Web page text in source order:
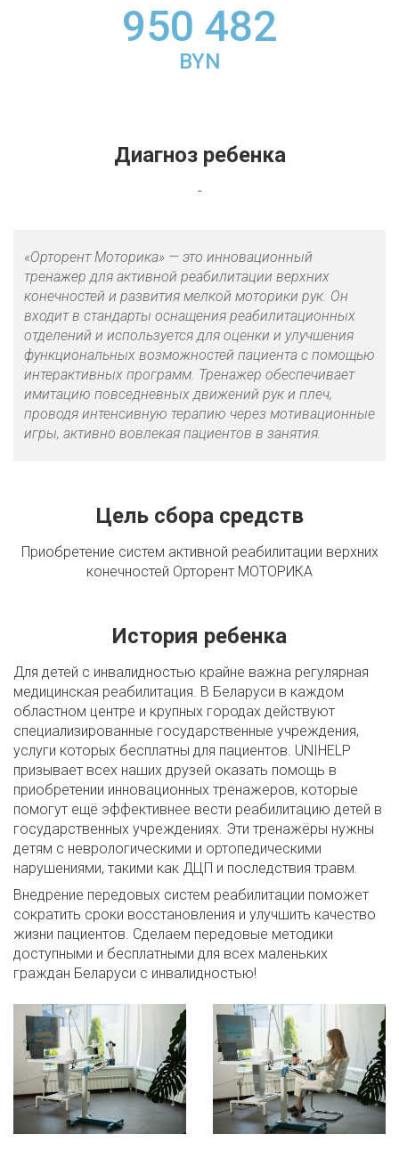
950 482
BYN
Диагноз ребенка
-
«Орторент Моторика» — это инновационный
тренажер для активной реабилитации верхних
конечностей и развития мелкой моторики рук. Он
входит в стандарты оснащения реабилитационных
отделений и используется для оценки и улучшения
функциональных возможностей пациента с помощью
интерактивных программ. Тренажер обеспечивает
имитацию повседневных движений рук и плеч,
проводя интенсивную терапию через мотивационные
игры, активно вовлекая пациентов в занятия.
Цель сбора средств
Приобретение систем активной реабилитации верхних
конечностей Орторент МОТОРИКА
История ребенка
Для детей с инвалидностью крайне важна регулярная
медицинская реабилитация. В Беларуси в каждом
областном центре и крупных городах действуют
специализированные государственные учреждения,
услуги которых бесплатны для пациентов. UNIHELP
призывает всех наших друзей оказать помощь в
приобретении инновационных тренажеров, которые
помогут ещё эффективнее вести реабилитацию детей в
государственных учреждениях. Эти тренажёры нужны
детям с неврологическими и ортопедическими
нарушениями, такими как ДЦП и последствия травм.
Внедрение передовых систем реабилитации поможет
сократить сроки восстановления и улучшить качество
жизни пациентов. Сделаем передовые методики
доступными и бесплатными для всех маленьких
граждан Беларуси с инвалидностью!